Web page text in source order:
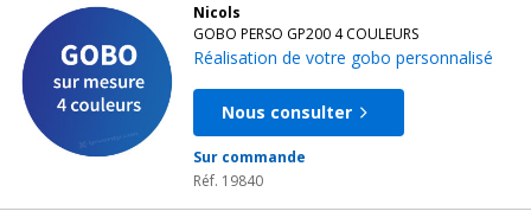
Nicols
GOBO PERSO GP200 4 COULEURS
Réalisation de votre gobo personnalisé
Nous consulter
Sur commande
Réf. 19840